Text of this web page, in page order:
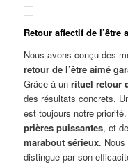
Retouraffectif de l’être
Nous avons conçu des
retour de l’être aimé
Grâce à unrituel retour
des résultats concrets.
est toujours notre
prières puissantes, et
marabout sérieux.
distingue par son